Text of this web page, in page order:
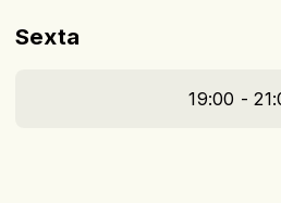
Sexta
19:00 -